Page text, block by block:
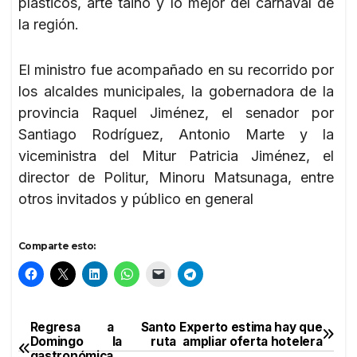
la región.
El ministro fue acompañado en su recorrido por
los alcaldes municipales, la gobernadora de la
provincia Raquel Jiménez, el senador por
Santiago Rodríguez, Antonio Marte y la
viceministra del Mitur Patricia Jiménez, el
director de Politur, Minoru Matsunaga, entre
otros invitados y público en general
Comparte esto:
Navegación
Experto estima hay que
ampliar oferta hotelera
Regresa a Santo
Domingo la ruta